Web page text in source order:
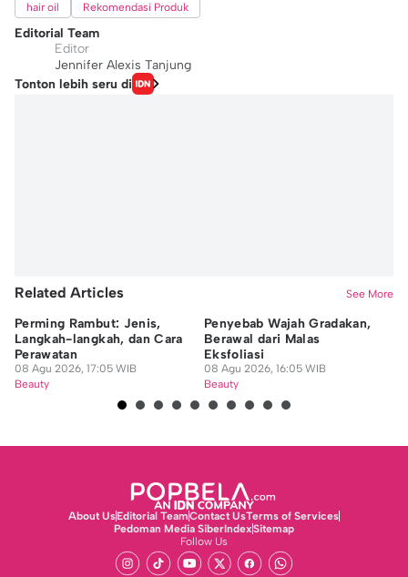
hair oil Rekomendasi Produk
Editorial Team
Editor
Jennifer Alexis Tanjung
Tonton lebih seru di
Related Articles See More
Perming Rambut: Jenis,
Langkah-langkah, dan Cara
Perawatan
08 Agu 2026, 17:05 WIB
Beauty
Penyebab Wajah Gradakan,
Berawal dari Malas
Eksfoliasi
08 Agu 2026, 16:05 WIB
Beauty
About UsEditorial TeamContact UsTerms of Services
Pedoman Media SiberIndexSitemap
Follow Us